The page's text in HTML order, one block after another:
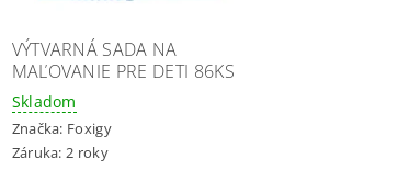
VÝTVARNÁ SADA NA
MAĽOVANIE PRE DETI 86KS
Skladom
Značka: Foxigy
Záruka: 2 roky